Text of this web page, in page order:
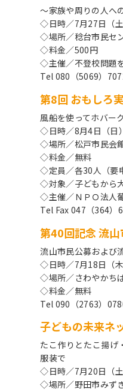
～家族や周りの人へ
◇日時／7月27日（
◇場所／稔台市民セ
◇料金／500円
◇主催／不登校問題
Tel 080（5069）
第8回 おもしろ
風船を使ってホバー
◇日時／8月4日（
◇場所／松戸市民会
◇料金／無料
◇定員／各30人（要
◇対象／子どもから
◇主催／ＮＰＯ法人
Tel Fax 047（364）
第40回記念 流山
流山市民公募および
◇日時／7月18日（
◇場所／さわやかち
◇料金／無料
Tel 090（2763）
子どもの未来ネ
たこ作りとたこ揚げ
服装で
◇日時／7月20日（
◇場所／野田市みず